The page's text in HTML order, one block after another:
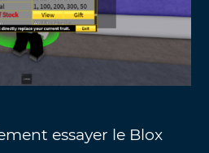
essayer le Blox